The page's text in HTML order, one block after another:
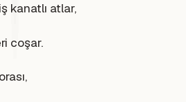
kanatlı atlar,
coşar.